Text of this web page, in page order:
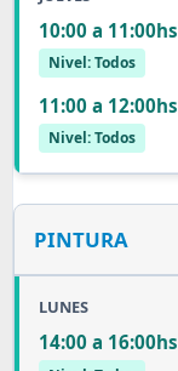
10:00 a 11:00hs
Nivel: Todos
11:00 a 12:00hs
Nivel: Todos
PINTURA
LUNES
14:00 a 16:00hs